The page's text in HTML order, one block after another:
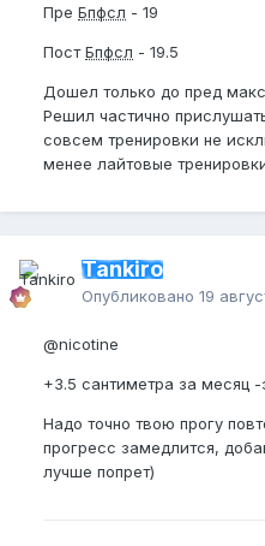
Пре Бпфсл - 19
ПостБпфсл - 19.5
Дошел только до пред
Решил частично
совсем тренировки не
менее лайтовые
Tankiro
Опубликовано 19
@nicotine
+3.5 сантиметра за месяц -
Надо точно твою прогу
прогресс замедлится,
лучше попрет)